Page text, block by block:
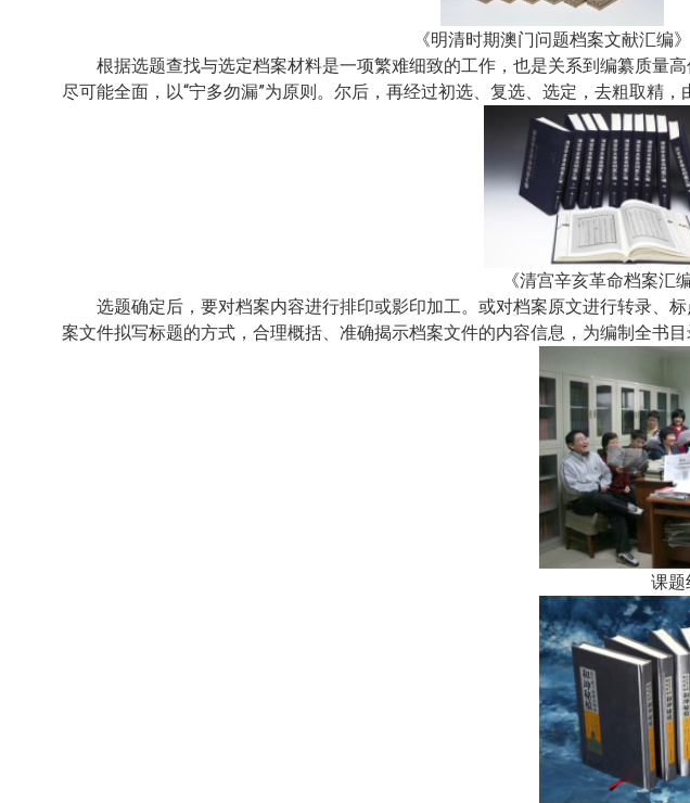
《明清时期澳门问题档案文献汇编》
根据选题查找与选定档案材料是一项繁难细致的工作，也是关系到编纂质量
尽可能全面，以“宁多勿漏”为原则。尔后，再经过初选、复选、选定，去粗取精
《清宫辛亥革命档案汇编
选题确定后，要对档案内容进行排印或影印加工。或对档案原文进行转录、
案文件拟写标题的方式，合理概括、 准确揭示档案文件的内容信息，为编制全书目
课题